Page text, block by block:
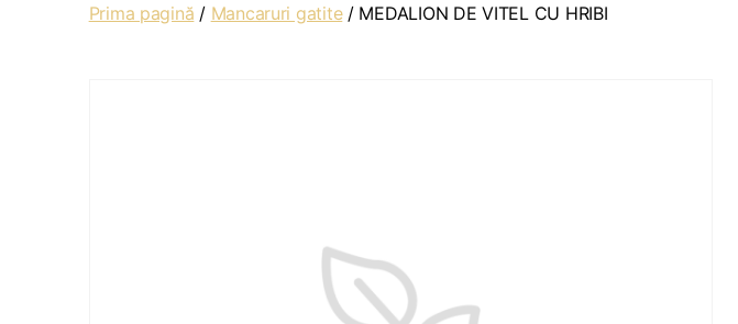
Prima pagină / Mancaruri gatite/ MEDALION DE VITEL CU HRIBI